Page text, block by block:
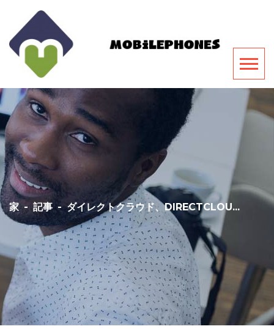
家 - 記事 - ダイレクトクラウド、DIRECTCLOU...